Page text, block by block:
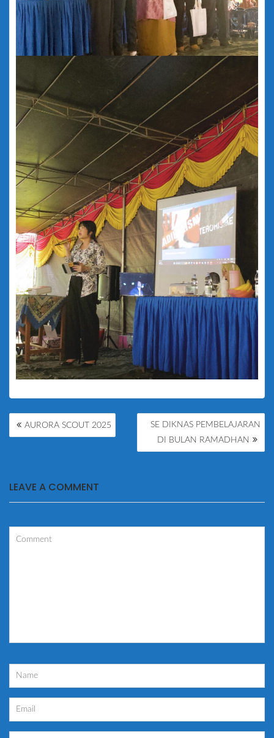
POST
NAVIGATION
AURORA SCOUT 2025
SE DIKNAS PEMBELAJARAN
DI BULAN RAMADHAN
LEAVE A COMMENT